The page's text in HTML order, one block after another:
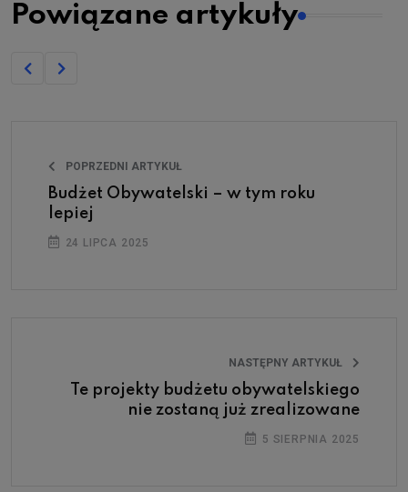
Powiązane artykuły
POPRZEDNI ARTYKUŁ
Budżet Obywatelski – w tym roku
lepiej
24 LIPCA 2025
NASTĘPNY ARTYKUŁ
Te projekty budżetu obywatelskiego
nie zostaną już zrealizowane
5 SIERPNIA 2025